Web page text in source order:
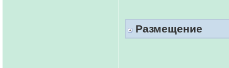
Размещение